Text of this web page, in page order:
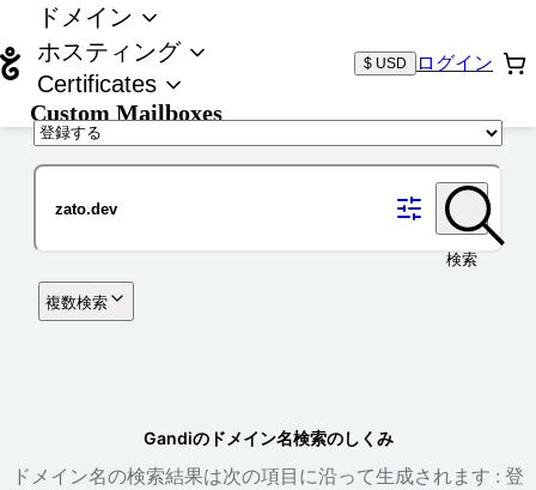
ドメイン
ホスティング
Certificates
Custom Mailboxes
$ USD ログイン
検索
複数検索
Gandiのドメイン名検索のしくみ
ドメイン名の検索結果は次の項目に沿って生成されます : 登